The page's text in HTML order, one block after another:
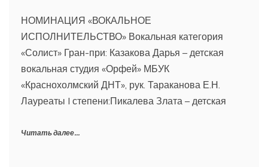
НОМИНАЦИЯ «ВОКАЛЬНОЕ
ИСПОЛНИТЕЛЬСТВО» Вокальная категория
«Солист» Гран-при: Казакова Дарья – детская
вокальная студия «Орфей» МБУК
«Краснохолмский ДНТ», рук. Тараканова Е.Н.
Лауреаты I степени:Пикалева Злата – детская
Читать далее...